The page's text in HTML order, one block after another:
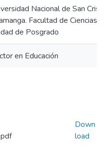
Nacional de San
Facultad de Ciencias
de Posgrado
en Educación
Down
load